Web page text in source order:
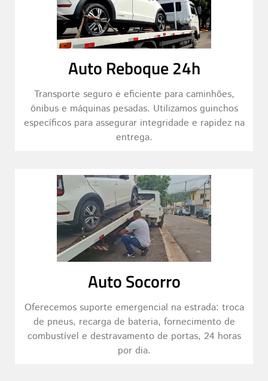
Auto Reboque 24h
Transporte seguro e eficiente para caminhões,
ônibus e máquinas pesadas. Utilizamos guinchos
específicos para assegurar integridade e rapidez na
entrega.
Auto Socorro
Oferecemos suporte emergencial na estrada: troca
de pneus, recarga de bateria, fornecimento de
combustível e destravamento de portas, 24 horas
por dia.